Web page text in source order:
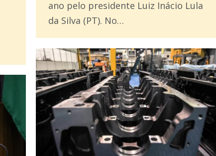
ano pelo presidente Luiz Inácio Lula
da Silva (PT). No…